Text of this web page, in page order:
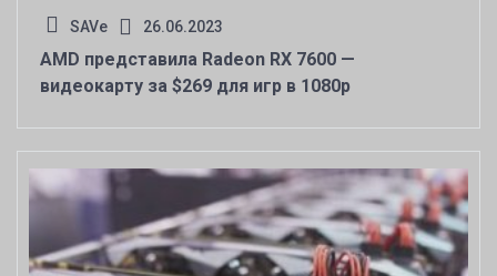
SAVe 26.06.2023
AMD представила Radeon RX 7600 —
видеокарту за $269 для игр в 1080р